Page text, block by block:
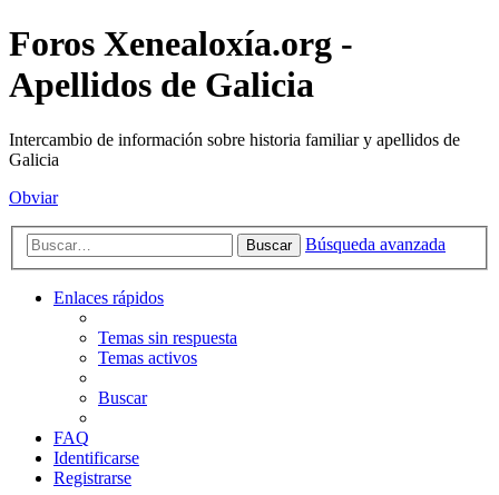
Foros Xenealoxía.org -
Apellidos de Galicia
Intercambio de información sobre historia familiar y apellidos de
Galicia
Obviar
Buscar Búsqueda avanzada
Enlaces rápidos
Temas sin respuesta
Temas activos
Buscar
FAQ
Identificarse
Registrarse